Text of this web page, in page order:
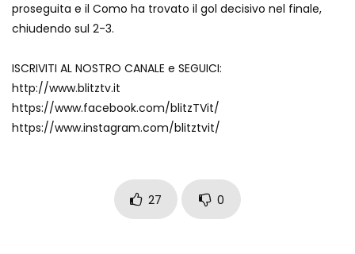
proseguita e il Como ha trovato il gol decisivo nel finale,
chiudendo sul 2-3.
ISCRIVITI AL NOSTRO CANALE e SEGUICI:
http://www.blitztv.it
https://www.facebook.com/blitzTVit/
https://www.instagram.com/blitztvit/
27 0